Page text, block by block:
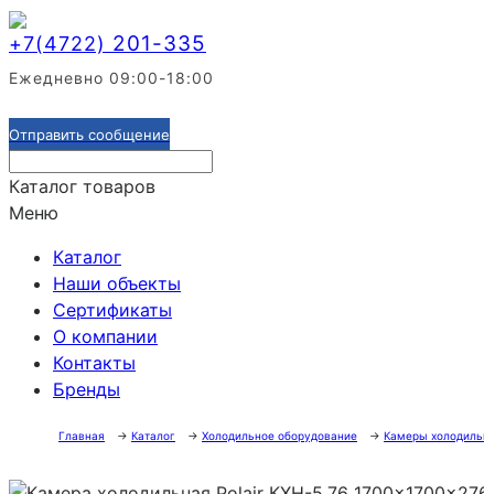
+7(4722) 201-335
Ежедневно 09:00-18:00
Отправить сообщение
Каталог товаров
Меню
Каталог
Наши объекты
Сертификаты
О компании
Контакты
Бренды
Главная → Каталог → Холодильное оборудование → Камеры